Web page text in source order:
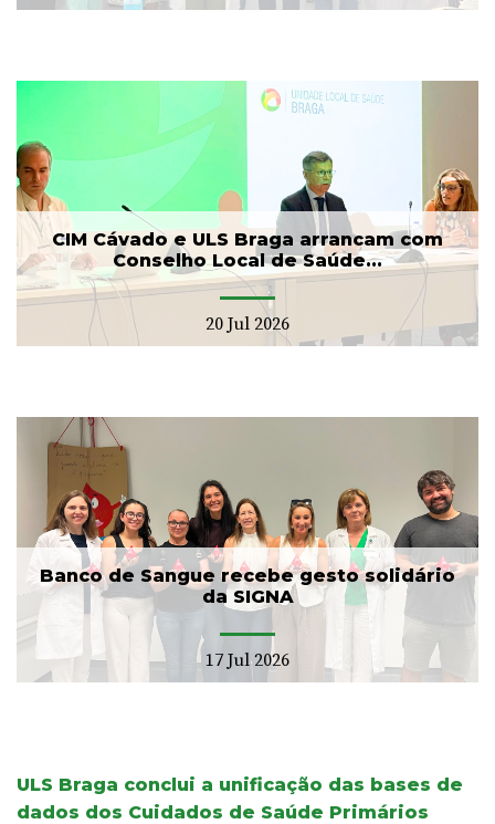
CIM Cávado e ULS Braga arrancam com
Conselho Local de Saúde...
20 Jul 2026
Banco de Sangue recebe gesto solidário
da SIGNA
17 Jul 2026
ULS Braga conclui a unificação das bases de
dados dos Cuidados de Saúde Primários